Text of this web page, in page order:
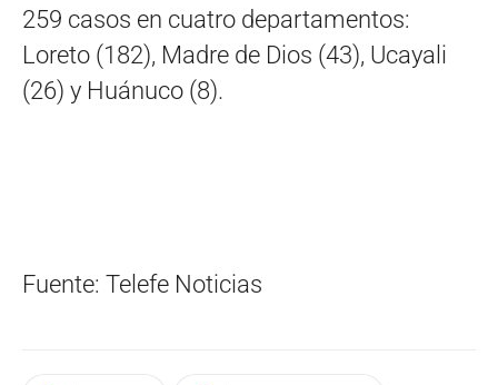
259 casos en cuatro departamentos:
Loreto (182), Madre de Dios (43), Ucayali
(26) y Huánuco (8).
Fuente: Telefe Noticias